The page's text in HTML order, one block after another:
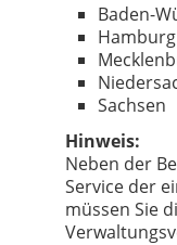
Baden-
Hamburg
Sachsen
Hinweis:
Neben der
Service der
müssen Sie